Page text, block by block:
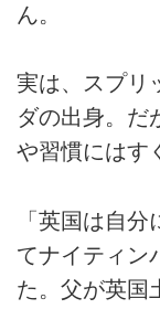
ん。
実は、スプリ
ダの出身。だ
や習慣にはす
「英国は自
てナイティン
た。父が英国